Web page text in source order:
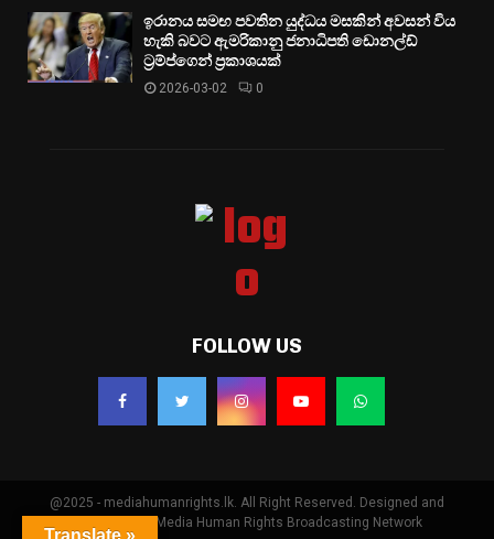
ඉරානය සමඟ පවතින යුද්ධය මසකින් අවසන් විය
හැකි බවට ඇමරිකානු ජනාධිපති ඩොනල්ඩ්
ට්‍රම්ප්ගෙන් ප්‍රකාශයක්
2026-03-02 0
FOLLOW US
@2025 - mediahumanrights.lk. All Right Reserved. Designed and
Developed by Media Human Rights Broadcasting Network
Translate »